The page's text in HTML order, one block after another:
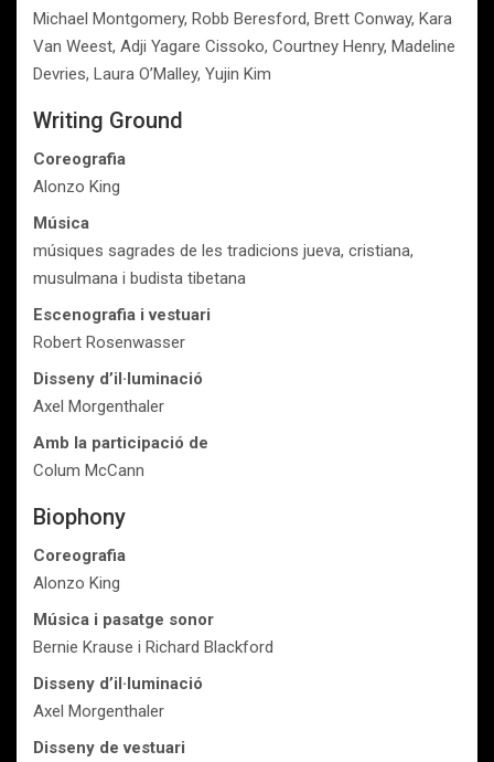
Michael Montgomery, Robb Beresford, Brett Conway, Kara
Van Weest, Adji Yagare Cissoko, Courtney Henry, Madeline
Devries, Laura O’Malley, Yujin Kim
Writing Ground
Coreografia
Alonzo King
Música
músiques sagrades de les tradicions jueva, cristiana,
musulmana i budista tibetana
Escenografia i vestuari
Robert Rosenwasser
Disseny d’il·luminació
Axel Morgenthaler
Amb la participació de
Colum McCann
Biophony
Coreografia
Alonzo King
Música i pasatge sonor
Bernie Krause i Richard Blackford
Disseny d’il·luminació
Axel Morgenthaler
Disseny de vestuari